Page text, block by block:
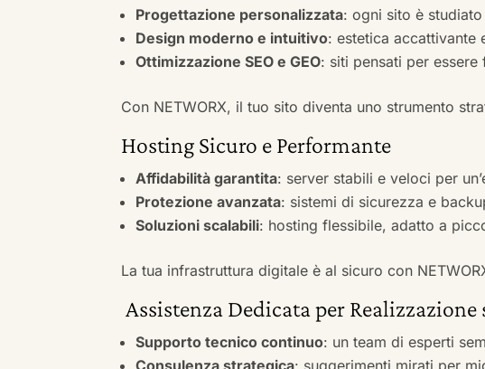
Progettazione personalizzata: ogni sito è
Design moderno e intuitivo: estetica accattivante
Ottimizzazione SEO e GEO: siti pensati per
Con NETWORX, il tuo sito diventa uno strumento
Hosting Sicuro e Performante
Affidabilità garantita: server stabili e veloci per
Protezione avanzata: sistemi di sicurezza e
Soluzioni scalabili: hosting flessibile, adatto a
La tua infrastruttura digitale è al sicuro con
Assistenza Dedicata per
Supporto tecnico continuo: un team di esperti
Consulenza strategica: suggerimenti mirati per